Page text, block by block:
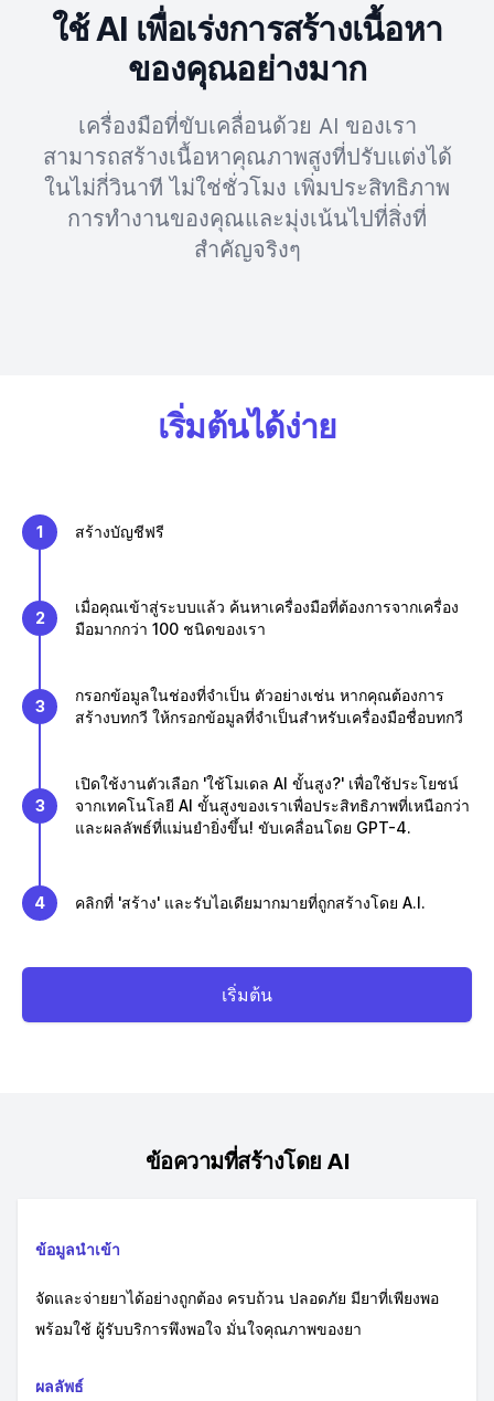
ใช้ AI เพื่อเร่งการสร้างเนื้อหา
ของคุณอย่างมาก
เครื่องมือที่ขับเคลื่อนด้วย AI ของเรา
สามารถสร้างเนื้อหาคุณภาพสูงที่ปรับแต่งได้
ในไม่กี่วินาที ไม่ใช่ชั่วโมง เพิ่มประสิทธิภาพ
การทำงานของคุณและมุ่งเน้นไปที่สิ่งที่
สำคัญจริงๆ
เริ่มต้นได้ง่าย
1 สร้างบัญชีฟรี
2
เมื่อคุณเข้าสู่ระบบแล้ว ค้นหาเครื่องมือที่ต้องการจากเครื่อง
มือมากกว่า 100 ชนิดของเรา
3
กรอกข้อมูลในช่องที่จำเป็น ตัวอย่างเช่น หากคุณต้องการ
สร้างบทกวี ให้กรอกข้อมูลที่จำเป็นสำหรับเครื่องมือชื่อบทกวี
3
เปิดใช้งานตัวเลือก 'ใช้โมเดล AI ขั้นสูง?' เพื่อใช้ประโยชน์
จากเทคโนโลยี AI ขั้นสูงของเราเพื่อประสิทธิภาพที่เหนือกว่า
และผลลัพธ์ที่แม่นยำยิ่งขึ้น! ขับเคลื่อนโดย GPT-4.
4 คลิกที่ 'สร้าง' และรับไอเดียมากมายที่ถูกสร้างโดย A.I.
เริ่มต้น
ข้อความที่สร้างโดย AI
ข้อมูลนำเข้า
จัดและจ่ายยาได้อย่างถูกต้อง ครบถ้วน ปลอดภัย มียาที่เพียงพอ
พร้อมใช้ ผู้รับบริการพึงพอใจ มั่นใจคุณภาพของยา
ผลลัพธ์